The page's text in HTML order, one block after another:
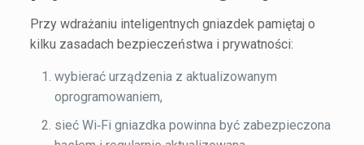
Przy wdrażaniu inteligentnych gniazdek pamiętaj o
kilku zasadach bezpieczeństwa i prywatności:
wybierać urządzenia z aktualizowanym
oprogramowaniem,
sieć Wi‑Fi gniazdka powinna być zabezpieczona